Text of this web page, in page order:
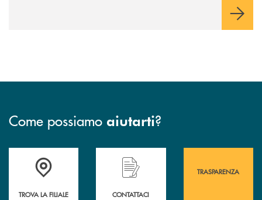
Come possiamo aiutarti?
Accedi all' elenco completo&nbsp; delle&nbsp; filiali&nbsp; di Banca
TROVA LA FILIALE
Hai bisogno di assistenza immediata?
CONTATTACI
TRASPARENZA